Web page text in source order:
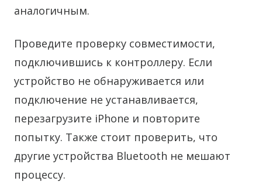
аналогичным.
Проведите проверку совместимости,
подключившись к контроллеру. Если
устройство не обнаруживается или
подключение не устанавливается,
перезагрузите iPhone и повторите
попытку. Также стоит проверить, что
другие устройства Bluetooth не мешают
процессу.